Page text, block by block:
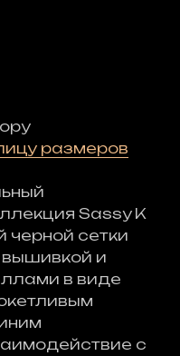
размеров
Sassy K
черной сетки
и
в виде
с